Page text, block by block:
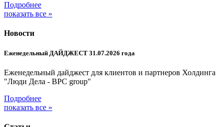
Подробнее
показать все »
Новости
Еженедельный ДАЙДЖЕСТ 31.07.2026 года
Еженедельный дайджест для клиентов и партнеров Холдинга
"Люди Дела - BPC group"
Подробнее
показать все »